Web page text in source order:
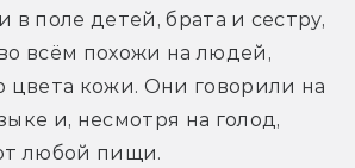
в поле детей, брата и сестру,
всём похожи на людей,
цвета кожи. Они говорили на
и, несмотря на голод,
любой пищи.